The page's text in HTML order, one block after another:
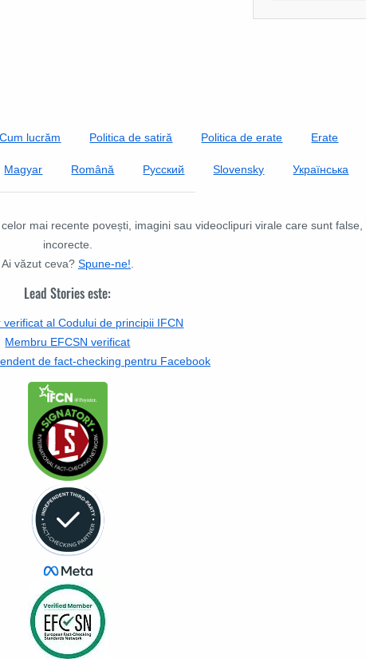
Cum lucrăm Politica de satiră Politica de erate Erate
Magyar Română Русский Slovensky Українська
mai recente povești, imagini sau videoclipuri virale care sunt
incorecte.
Ai văzut ceva? Spune-ne!
Lead Stories este:
verificat al Codului de principii IFCN
Membru EFCSN verificat
de fact-checking pentru Facebook